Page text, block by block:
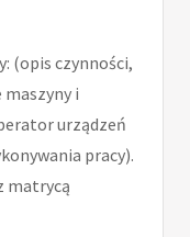
(opis czynności,
i
urządzeń
pracy).
matrycą